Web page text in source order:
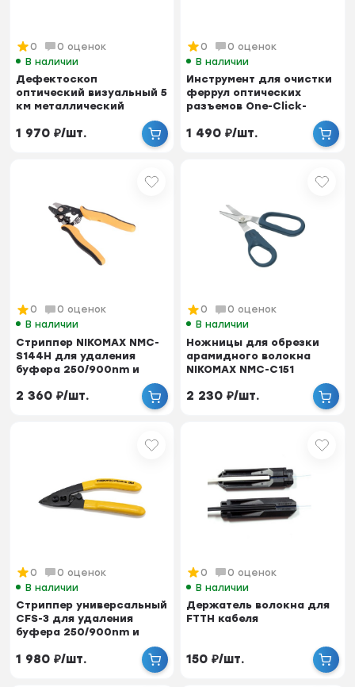
0
0 оценок
В наличии
Дефектоскоп
оптический визуальный 5
км металлический
1 970 ₽/шт.
0
0 оценок
В наличии
Инструмент для очистки
феррул оптических
разъемов One-Click-
1 490 ₽/шт.
0
0 оценок
В наличии
Стриппер NIKOMAX NMC-
S144H для удаления
буфера 250/900nm и
2 360 ₽/шт.
0
0 оценок
В наличии
Ножницы для обрезки
арамидного волокна
NIKOMAX NMC-C151
2 230 ₽/шт.
0
0 оценок
В наличии
Стриппер универсальный
CFS-3 для удаления
буфера 250/900nm и
1 980 ₽/шт.
0
0 оценок
В наличии
Держатель волокна для
FTTH кабеля
150 ₽/шт.